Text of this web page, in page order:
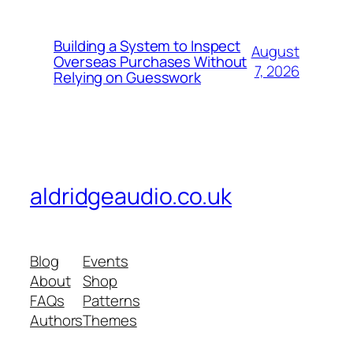
Building a System to Inspect
Overseas Purchases Without
Relying on Guesswork
August
7, 2026
aldridgeaudio.co.uk
Blog
About
FAQs
Authors
Events
Shop
Patterns
Themes